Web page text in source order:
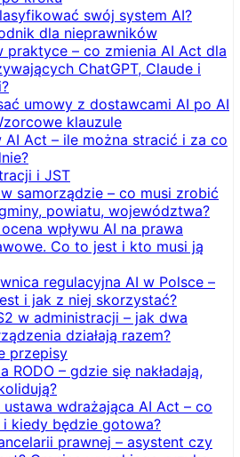
swój system AI?
dla nieprawników
praktyce – co zmienia AI Act dla
ChatGPT, Claude i
umowy z dostawcami AI po AI
klauzule
AI Act – ile można stracić i za co
i JST
samorządzie – co musi zrobić
powiatu, województwa?
ocena wpływu AI na prawa
Co to jest i kto musi ją
regulacyjna AI w Polsce –
i jak z niej skorzystać?
w administracji – jak dwa
działają razem?
przepisy
RODO – gdzie się nakładają,
ustawa wdrażająca AI Act – co
kiedy będzie gotowa?
prawnej – asystent czy